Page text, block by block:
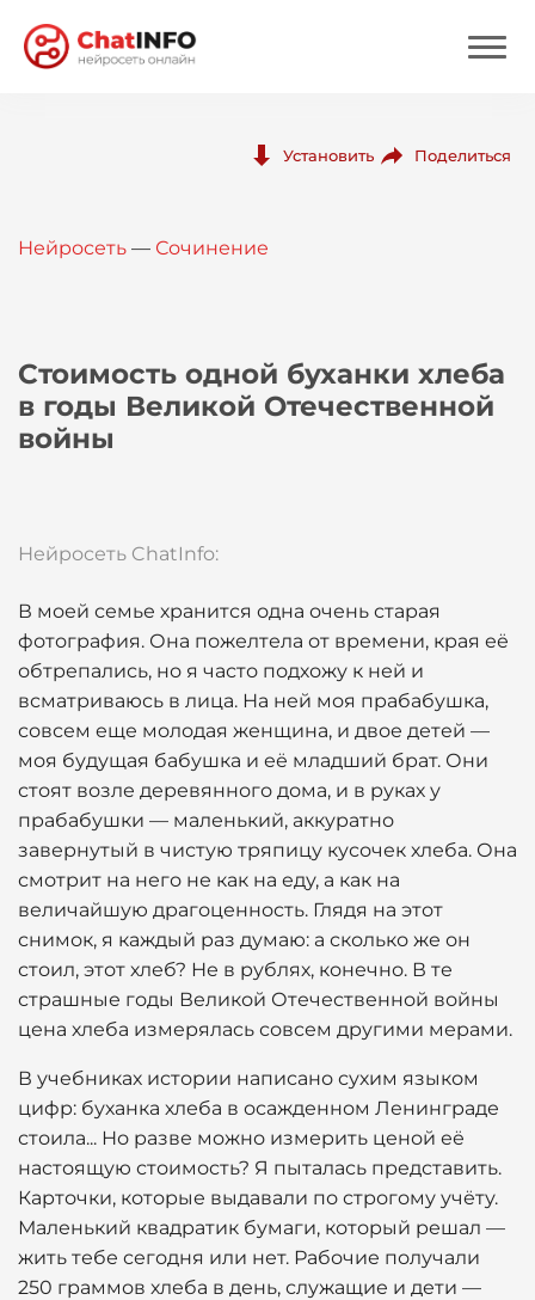
Вход
Установить Поделиться
Нейросеть — Сочинение
Стоимость одной буханки хлеба
в годы Великой Отечественной
войны
Нейросеть ChatInfo:
В моей семье хранится одна очень старая
фотография. Она пожелтела от времени, края её
обтрепались, но я часто подхожу к ней и
всматриваюсь в лица. На ней моя прабабушка,
совсем еще молодая женщина, и двое детей —
моя будущая бабушка и её младший брат. Они
стоят возле деревянного дома, и в руках у
прабабушки — маленький, аккуратно
завернутый в чистую тряпицу кусочек хлеба. Она
смотрит на него не как на еду, а как на
величайшую драгоценность. Глядя на этот
снимок, я каждый раз думаю: а сколько же он
стоил, этот хлеб? Не в рублях, конечно. В те
страшные годы Великой Отечественной войны
цена хлеба измерялась совсем другими мерами.
В учебниках истории написано сухим языком
цифр: буханка хлеба в осажденном Ленинграде
стоила... Но разве можно измерить ценой её
настоящую стоимость? Я пыталась представить.
Карточки, которые выдавали по строгому учёту.
Маленький квадратик бумаги, который решал —
жить тебе сегодня или нет. Рабочие получали
250 граммов хлеба в день, служащие и дети —